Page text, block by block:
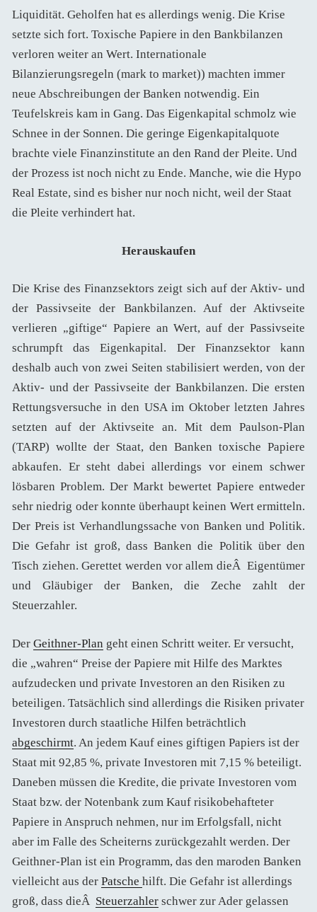
Liquidität. Geholfen hat es allerdings wenig. Die Krise
setzte sich fort. Toxische Papiere in den Bankbilanzen
verloren weiter an Wert. Internationale
Bilanzierungsregeln (mark to market)) machten immer
neue Abschreibungen der Banken notwendig. Ein
Teufelskreis kam in Gang. Das Eigenkapital schmolz wie
Schnee in der Sonnen. Die geringe Eigenkapitalquote
brachte viele Finanzinstitute an den Rand der Pleite. Und
der Prozess ist noch nicht zu Ende. Manche, wie die Hypo
Real Estate, sind es bisher nur noch nicht, weil der Staat
die Pleite verhindert hat.
Herauskaufen
Die Krise des Finanzsektors zeigt sich auf der Aktiv- und
der Passivseite der Bankbilanzen. Auf der Aktivseite
verlieren „giftige“ Papiere an Wert, auf der Passivseite
schrumpft das Eigenkapital. Der Finanzsektor kann
deshalb auch von zwei Seiten stabilisiert werden, von der
Aktiv- und der Passivseite der Bankbilanzen. Die ersten
Rettungsversuche in den USA im Oktober letzten Jahres
setzten auf der Aktivseite an. Mit dem Paulson-Plan
(TARP) wollte der Staat, den Banken toxische Papiere
abkaufen. Er steht dabei allerdings vor einem schwer
lösbaren Problem. Der Markt bewertet Papiere entweder
sehr niedrig oder konnte überhaupt keinen Wert ermitteln.
Der Preis ist Verhandlungssache von Banken und Politik.
Die Gefahr ist groß, dass Banken die Politik über den
Tisch ziehen. Gerettet werden vor allem dieÂ Eigentümer
und Gläubiger der Banken, die Zeche zahlt der
Steuerzahler.
Der Geithner-Plan geht einen Schritt weiter. Er versucht,
die „wahren“ Preise der Papiere mit Hilfe des Marktes
aufzudecken und private Investoren an den Risiken zu
beteiligen. Tatsächlich sind allerdings die Risiken privater
Investoren durch staatliche Hilfen beträchtlich
abgeschirmt. An jedem Kauf eines giftigen Papiers ist der
Staat mit 92,85 %, private Investoren mit 7,15 % beteiligt.
Daneben müssen die Kredite, die private Investoren vom
Staat bzw. der Notenbank zum Kauf risikobehafteter
Papiere in Anspruch nehmen, nur im Erfolgsfall, nicht
aber im Falle des Scheiterns zurückgezahlt werden. Der
Geithner-Plan ist ein Programm, das den maroden Banken
vielleicht aus der Patsche hilft. Die Gefahr ist allerdings
groß, dass dieÂ Steuerzahler schwer zur Ader gelassen